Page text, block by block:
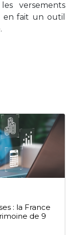
versements
en fait un outil
: la France
de 9